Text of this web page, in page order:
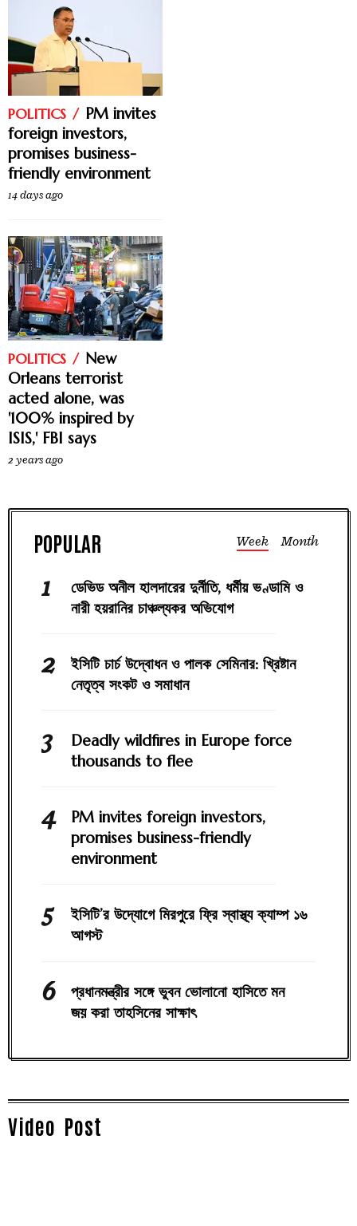
POLITICS
PM invites
foreign investors,
promises business-
friendly environment
14 days ago
POLITICS
New
Orleans terrorist
acted alone, was
'100% inspired by
ISIS,' FBI says
2 years ago
Week Month
ডেভিড অনীল হালদারের দুর্নীতি, ধর্মীয় ভণ্ডামি ও
নারী হয়রানির চাঞ্চল্যকর অভিযোগ
ইসিটি চার্চ উদ্বোধন ও পালক সেমিনার: খ্রিষ্টান
নেতৃত্ব সংকট ও সমাধান
Deadly wildfires in Europe force
thousands to flee
PM invites foreign investors,
promises business-friendly
environment
ইসিটি’র উদ্যোগে মিরপুরে ফ্রি স্বাস্থ্য ক্যাম্প ১৬
আগস্ট
প্রধানমন্ত্রীর সঙ্গে ভুবন ভোলানো হাসিতে মন
জয় করা তাহসিনের সাক্ষাৎ
Video Post